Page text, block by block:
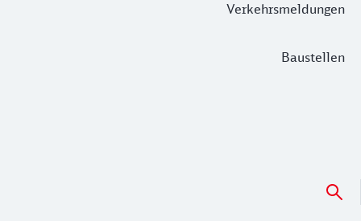
Verkehrsmeldungen
Baustellen